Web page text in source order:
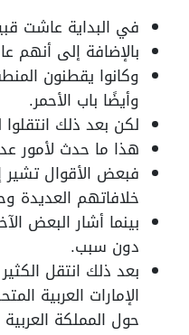
في البداية عاشت
بالإضافة إلى أنهم
وكانوا يقطنون
وأيضًا باب الأحمر.
لكن بعد ذلك
هذا ما حدث لأمور
فبعض الأقوال تشير
خلافاتهم العديدة
بينما أشار البعض
دون سبب.
بعد ذلك انتقل
الإمارات العربية
حول المملكة